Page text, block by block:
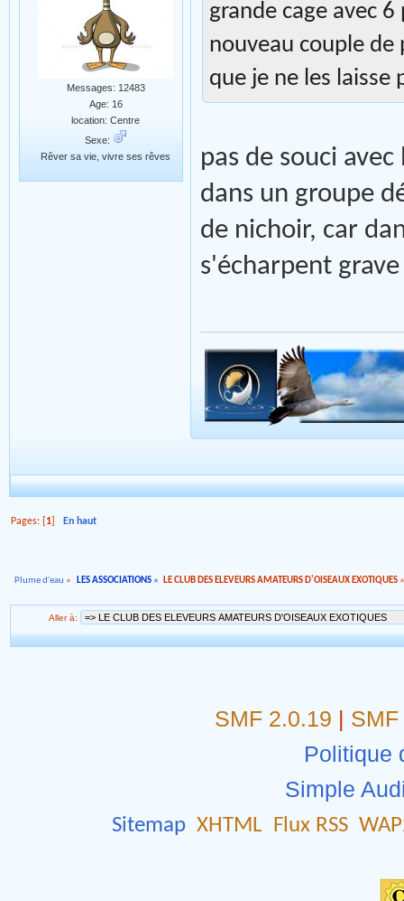
Messages: 12483
Age: 16
location: Centre
Sexe:
Rêver sa vie, vivre ses rêves
grande cage avec
nouveau couple de
que je ne les laisse
pas de souci
dans un groupe
de nichoir, car
s'écharpent
Pages: [ 1 En haut
Plume d'eau » LES ASSOCIATIONS» LE CLUB DES ELEVEURS AMATEURS D'OISEAUX EXOTIQUES
Aller à:
SMF 2.0.19 |
Politique
Simple
Sitemap XHTML Flux RSS